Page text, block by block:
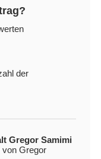
der
Gregor Samimi
von Gregor